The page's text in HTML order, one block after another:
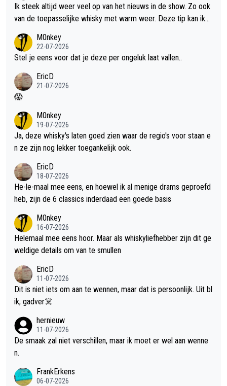
Ik steek altijd weer veel op van het nieuws in de show. Zo ook
van de toepasselijke whisky met warm weer. Deze tip kan ik
M0nkey
22-07-2026
Stel je eens voor dat je deze per ongeluk laat vallen..
EricD
21-07-2026
😱
M0nkey
19-07-2026
Ja, deze whisky's laten goed zien waar de regio's voor staan e
n ze zijn nog lekker toegankelijk ook.
EricD
18-07-2026
He-le-maal mee eens, en hoewel ik al menige drams geproefd
heb, zijn de 6 classics inderdaad een goede basis
M0nkey
16-07-2026
Helemaal mee eens hoor. Maar als whiskyliefhebber zijn dit ge
weldige details om van te smullen
EricD
11-07-2026
Dit is niet iets om aan te wennen, maar dat is persoonlijk. Uit bl
ik, gadver☠️
hernieuw
11-07-2026
De smaak zal niet verschillen, maar ik moet er wel aan wenne
n.
FrankErkens
06-07-2026